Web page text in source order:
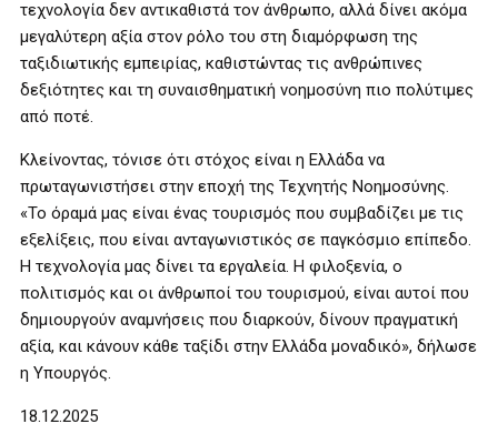
τεχνολογία δεν αντικαθιστά τον άνθρωπο, αλλά δίνει ακόμα
μεγαλύτερη αξία στον ρόλο του στη διαμόρφωση της
ταξιδιωτικής εμπειρίας, καθιστώντας τις ανθρώπινες
δεξιότητες και τη συναισθηματική νοημοσύνη πιο πολύτιμες
από ποτέ.
Κλείνοντας, τόνισε ότι στόχος είναι η Ελλάδα να
πρωταγωνιστήσει στην εποχή της Τεχνητής Νοημοσύνης.
«Το όραμά μας είναι ένας τουρισμός που συμβαδίζει με τις
εξελίξεις, που είναι ανταγωνιστικός σε παγκόσμιο επίπεδο.
Η τεχνολογία μας δίνει τα εργαλεία. Η φιλοξενία, ο
πολιτισμός και οι άνθρωποί του τουρισμού, είναι αυτοί που
δημιουργούν αναμνήσεις που διαρκούν, δίνουν πραγματική
αξία, και κάνουν κάθε ταξίδι στην Ελλάδα μοναδικό», δήλωσε
η Υπουργός.
18.12.2025